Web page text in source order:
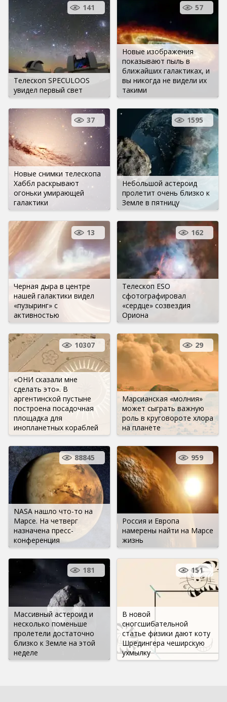
Телескоп SPECULOOS
увидел первый свет
141
Новые изображения
показывают пыль в
ближайших галактиках, и
вы никогда не видели их
такими
57
Новые снимки телескопа
Хаббл раскрывают
огоньки умирающей
галактики
37
Небольшой астероид
пролетит очень близко к
Земле в пятницу
1595
Черная дыра в центре
нашей галактики видел
«пузыринг» с
активностью
13
Телескоп ESO
сфотографировал
«сердце» созвездия
Ориона
162
«ОНИ сказали мне
сделать это». В
аргентинской пустыне
построена посадочная
площадка для
инопланетных кораблей
10307
Марсианская «молния»
может сыграть важную
роль в круговороте хлора
на планете
29
NASA нашло что-то на
Марсе. На четверг
назначена пресс-
конференция
88845
Россия и Европа
намерены найти на Марсе
жизнь
959
Массивный астероид и
несколько поменьше
пролетели достаточно
близко к Земле на этой
неделе
181
В новой
сногсшибательной
статье физики дают коту
Шредингера чеширскую
ухмылку
151